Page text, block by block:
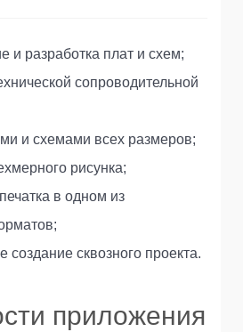
и разработка плат и схем;
сопроводительной
и схемами всех размеров;
рисунка;
в одном из
создание сквозного проекта.
приложения